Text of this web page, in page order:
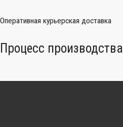
Оперативная курьерская доставка
Процесс производства